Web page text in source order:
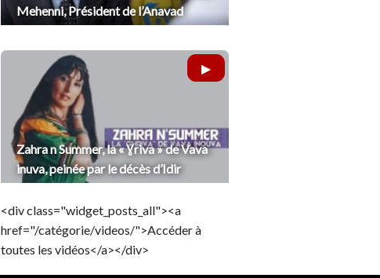
Mehenni, Président de l’Anavad
Zahra n Summer, la « Ɣriva » de Vava
inuva, peinée par le décès d’Idir
<div class="widget_posts_all"><a
href="/catégorie/videos/">Accéder à
toutes les vidéos</a></div>